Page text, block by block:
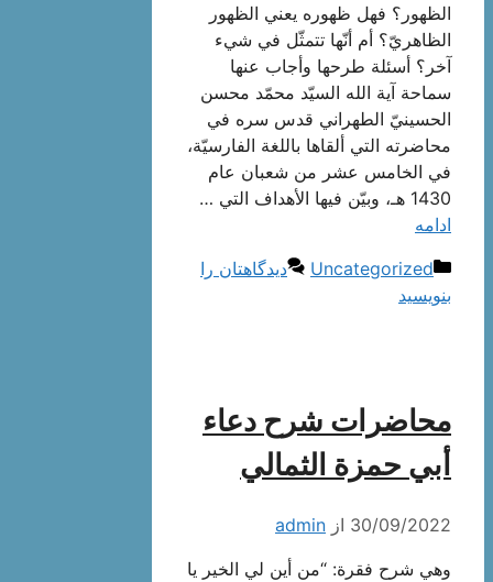
الظهور؟ فهل ظهوره يعني الظهور
الظاهريّ؟ أم أنّها تتمثّل في شيء
آخر؟ أسئلة طرحها وأجاب عنها
سماحة آية الله السيّد محمّد محسن
الحسينيّ الطهراني قدس سره في
محاضرته التي ألقاها باللغة الفارسيّة،
في الخامس عشر من شعبان عام
1430 هـ، وبيّن فيها الأهداف التي …
ادامه
دسته‌ها
Uncategorized
دیدگاهتان را
بنویسید
محاضرات شرح دعاء
أبي حمزة الثمالي
30/09/2022 از admin
وهي شرح فقرة: “من أين لي الخير يا